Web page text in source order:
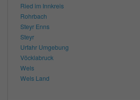
Ried im Innkreis
Rohrbach
Steyr Enns
Steyr
Urfahr Umgebung
Vöcklabruck
Wels
Wels Land